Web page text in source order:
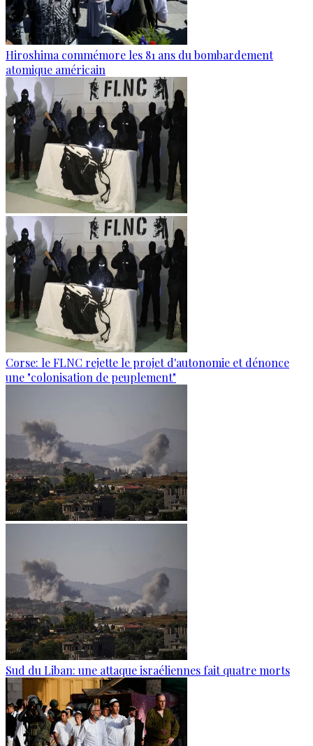
Hiroshima commémore les 81 ans du bombardement
atomique américain
Corse: le FLNC rejette le projet d'autonomie et dénonce
une "colonisation de peuplement"
Sud du Liban: une attaque israéliennes fait quatre morts